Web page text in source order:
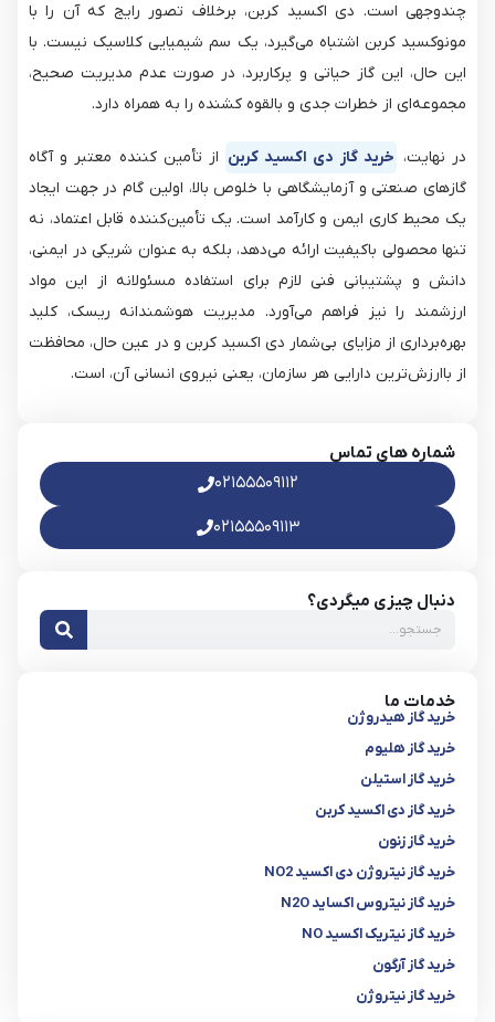
چندوجهی است. دی اکسید کربن، برخلاف تصور رایج که آن را با
مونوکسید کربن اشتباه می‌گیرد، یک سم شیمیایی کلاسیک نیست. با
این حال، این گاز حیاتی و پرکاربرد، در صورت عدم مدیریت صحیح،
مجموعه‌ای از خطرات جدی و بالقوه کشنده را به همراه دارد.
در نهایت، خرید گاز دی اکسید کربن از تأمین کننده معتبر و آگاه
گازهای صنعتی و آزمایشگاهی با خلوص بالا، اولین گام در جهت ایجاد
یک محیط کاری ایمن و کارآمد است. یک تأمین‌کننده قابل اعتماد، نه
تنها محصولی باکیفیت ارائه می‌دهد، بلکه به عنوان شریکی در ایمنی،
دانش و پشتیبانی فنی لازم برای استفاده مسئولانه از این مواد
ارزشمند را نیز فراهم می‌آورد. مدیریت هوشمندانه ریسک، کلید
بهره‌برداری از مزایای بی‌شمار دی اکسید کربن و در عین حال، محافظت
از باارزش‌ترین دارایی هر سازمان، یعنی نیروی انسانی آن، است.
شماره های تماس
۰۲۱۵۵۵۰۹۱۱۲
۰۲۱۵۵۵۰۹۱۱۳
دنبال چیزی میگردی؟
خدمات ما
خرید گاز هیدروژن
خرید گاز هلیوم
خرید گاز استیلن
خرید گاز دی اکسید کربن
خرید گاز زنون
خرید گاز نیتروژن دی اکسید NO2
خرید گاز نیتروس اکساید N2O
خرید گاز نیتریک اکسید NO
خرید گاز آرگون
خرید گاز نیتروژن